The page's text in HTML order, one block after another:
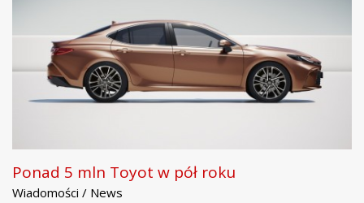
Ponad 5 mln Toyot w pół roku
Wiadomości / News